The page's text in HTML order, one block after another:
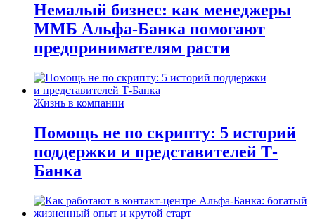
Немалый бизнес: как менеджеры
ММБ Альфа-Банка помогают
предпринимателям расти
Жизнь в компании
Помощь не по скрипту: 5 историй
поддержки и представителей Т-
Банка